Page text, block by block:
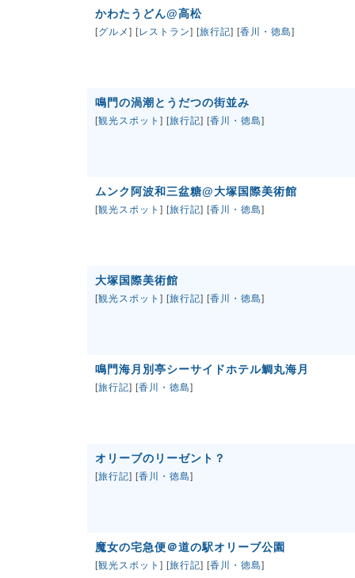
かわたうどん@高松
[グルメ ] [レストラン] [旅行記] [香川・徳島]
鳴門の渦潮とうだつの街並み
[観光スポット ] [旅行記] [香川・徳島]
ムンク阿波和三盆糖@大塚国際美術館
[観光スポット ] [旅行記] [香川・徳島]
大塚国際美術館
[観光スポット ] [旅行記] [香川・徳島]
鳴門海月別亭シーサイドホテル鯛丸海月
[旅行記] [香川・徳島]
オリーブのリーゼント？
[旅行記] [香川・徳島]
魔女の宅急便＠道の駅オリーブ公園
[観光スポット ] [旅行記] [香川・徳島]